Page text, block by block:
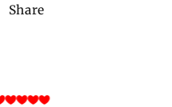
Share